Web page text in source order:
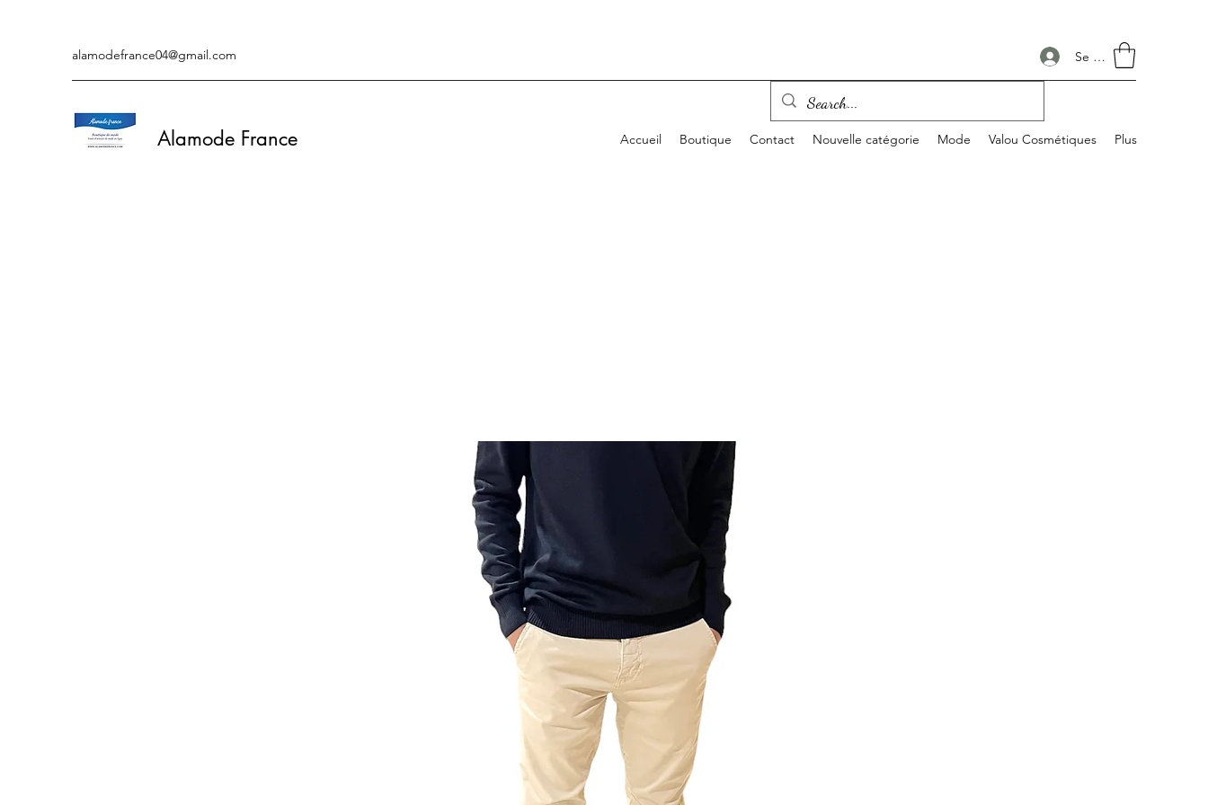
alamodefrance04@gmail.com Se connecter
Alamode France Accueil Boutique Contact Nouvelle catégorie Mode Valou Cosmétiques Plus